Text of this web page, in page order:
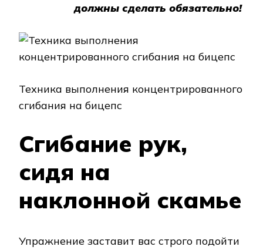
должны сделать обязательно!
Техника выполнения концентрированного
сгибания на бицепс
Сгибание рук,
сидя на
наклонной скамье
Упражнение заставит вас строго подойти